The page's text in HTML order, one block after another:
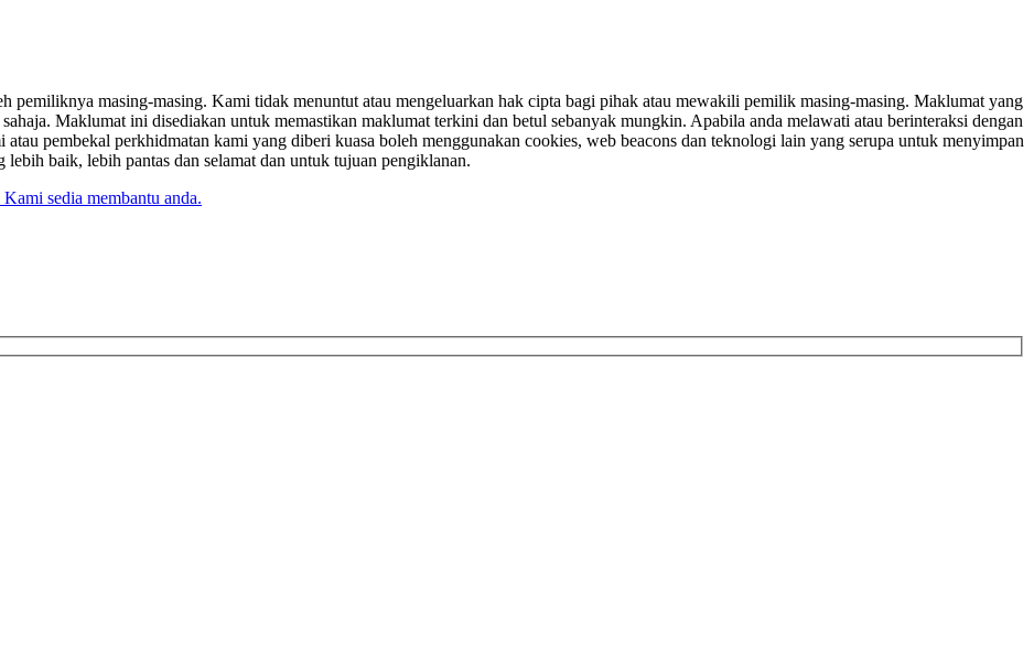
pemiliknya masing-masing. Kami tidak menuntut atau mengeluarkan hak cipta bagi pihak atau mewakili pemilik masing-masing. Maklumat yang
Maklumat ini disediakan untuk memastikan maklumat terkini dan betul sebanyak mungkin. Apabila anda melawati atau berinteraksi dengan
pembekal perkhidmatan kami yang diberi kuasa boleh menggunakan cookies, web beacons dan teknologi lain yang serupa untuk menyimpan
baik, lebih pantas dan selamat dan untuk tujuan pengiklanan.
sedia membantu anda.